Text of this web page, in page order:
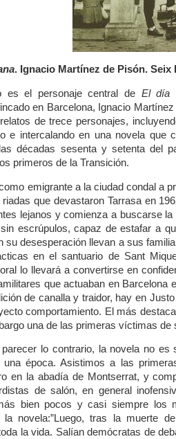
. Ignacio Martínez de Pisón. Seix
es el personaje central de El día
en Barcelona, Ignacio
de trece personajes,
e intercalando en una novela que
décadas sesenta y setenta del
primeros de la Transición.
emigrante a la ciudad condal a
que devastaron Tarrasa en
lejanos y comienza a buscarse
escrúpulos, capaz de estafar a
su desesperación llevan a sus
en el santuario de Sant
lo llevará a convertirse en
que actuaban en Barcelona
de canalla y traidor, hay en
comportamiento. El más
una de las primeras víctimas de
parecer lo contrario, la novela no
época. Asistimos a las
en la abadía de Montserrat, y
de salón, en general
bien pocos y casi siempre los
la novela:”Luego, tras la muerte
la vida. Salían demócratas de